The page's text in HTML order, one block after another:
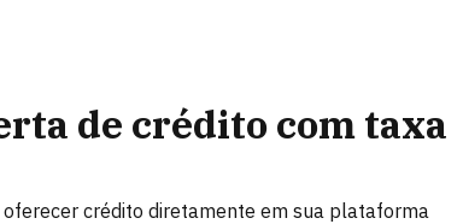
de crédito com taxa
crédito diretamente em sua plataforma